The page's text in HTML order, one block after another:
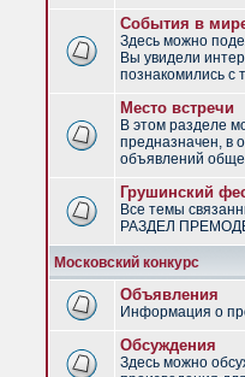
События в
Здесь можно
Вы увидели
познакомились с
Место встречи
В этом разделе
предназначен, в
объявлений
Грушинский
Все темы
РАЗДЕЛ
Московский конкурс
Объявления
Информация о
Обсуждения
Здесь можно